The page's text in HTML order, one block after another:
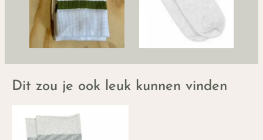
Dit zou je ook leuk kunnen vinden